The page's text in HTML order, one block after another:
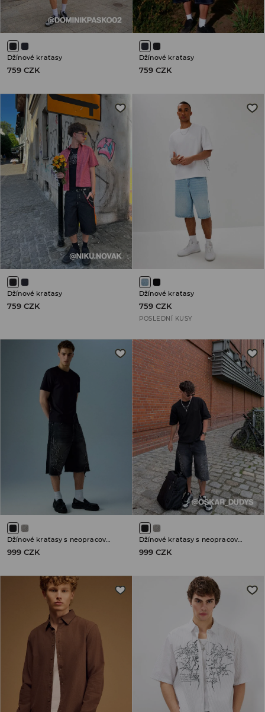
Džínové kraťasy
759 CZK
Džínové kraťasy
759 CZK
Džínové kraťasy
759 CZK
Džínové kraťasy
759 CZK
POSLEDNÍ KUSY
Džínové kraťasy s neopracovanými lemy
999 CZK
Džínové kraťasy s neopracovanými lemy
999 CZK